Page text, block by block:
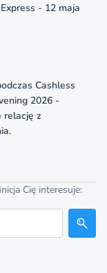
- 12 maja
Cashless
2026 -
relację z
Cię interesuje: